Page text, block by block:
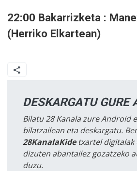
22:00 Bakarrizketa :
(Herriko Elkartean)
DESKARGATU GURE
Bilatu 28 Kanala zure Android
bilatzailean eta deskargatu.
28KanalaKidetxartel digitalak
dizuten abantailez gozatzeko
duzu.